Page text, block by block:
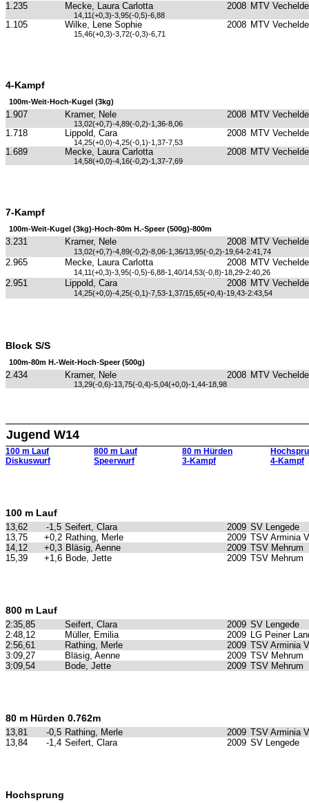
1.235 Mecke, Laura Carlotta 2008 MTV Vechelde
14,11(+0,3)-3,95(-0,5)-6,88
1.105 Wilke, Lene Sophie 2008 MTV Vechelde
15,46(+0,3)-3,72(-0,3)-6,71
4-Kampf
100m-Weit-Hoch-Kugel (3kg)
1.907 Kramer, Nele 2008 MTV Vechelde
13,02(+0,7)-4,89(-0,2)-1,36-8,06
1.718 Lippold, Cara 2008 MTV Vechelde
14,25(+0,0)-4,25(-0,1)-1,37-7,53
1.689 Mecke, Laura Carlotta 2008 MTV Vechelde
14,58(+0,0)-4,16(-0,2)-1,37-7,69
7-Kampf
100m-Weit-Kugel (3kg)-Hoch-80m H.-Speer (500g)-800m
3.231 Kramer, Nele 2008 MTV Vechelde
13,02(+0,7)-4,89(-0,2)-8,06-1,36/13,95(-0,2)-19,64-2:41,74
2.965 Mecke, Laura Carlotta 2008 MTV Vechelde
14,11(+0,3)-3,95(-0,5)-6,88-1,40/14,53(-0,8)-18,29-2:40,26
2.951 Lippold, Cara 2008 MTV Vechelde
14,25(+0,0)-4,25(-0,1)-7,53-1,37/15,65(+0,4)-19,43-2:43,54
Block S/S
100m-80m H.-Weit-Hoch-Speer (500g)
2.434 Kramer, Nele 2008 MTV Vechelde
13,29(-0,6)-13,75(-0,4)-5,04(+0,0)-1,44-18,98
Jugend W14
100 m Lauf 800 m Lauf 80 m Hürden
Diskuswurf
Speerwurf 3-Kampf 4-Kampf
100 m Lauf
13,62 -1,5 Seifert, Clara 2009 SV Lengede
13,75
+0,2 Rathing, Merle 2009 TSV Arminia
14,12
+0,3 Bläsig, Aenne 2009 TSV Mehrum
15,39
+1,6 Bode, Jette 2009 TSV Mehrum
800 m Lauf
2:35,85 Seifert, Clara 2009 SV Lengede
2:48,12
Müller, Emilia 2009 LG Peiner
2:56,61
Rathing, Merle 2009 TSV Arminia
3:09,27
Bläsig, Aenne 2009 TSV Mehrum
3:09,54
Bode, Jette 2009 TSV Mehrum
80 m Hürden 0.762m
13,81 -0,5 Rathing, Merle 2009 TSV Arminia
13,84
-1,4 Seifert, Clara 2009 SV Lengede
Hochsprung